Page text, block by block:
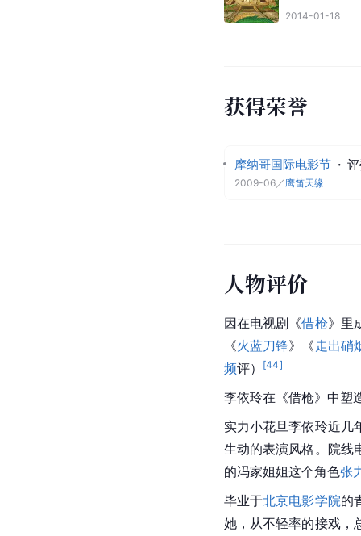
2014-01-18
获得荣誉
摩纳哥国际电影节 ·
2009-06 ／ 鹰笛天缘
人物评价
因在电视剧《借枪》里
《火蓝刀锋》《走出硝
频评） [44]
李依玲在《借枪》中塑
实力小花旦李依玲近几
生动的表演风格。院线
的冯家姐姐这个角色张
毕业于北京电影学院的
她，从不轻率的接戏，